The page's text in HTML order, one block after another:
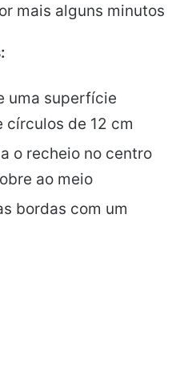
mais alguns minutos
uma superfície
círculos de 12 cm
o recheio no centro
ao meio
bordas com um